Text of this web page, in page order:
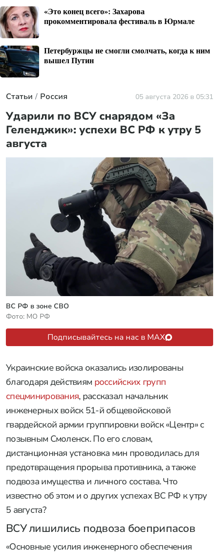
«Это конец всего»: Захарова
прокомментировала фестиваль в Юрмале
Петербуржцы не смогли смолчать, когда к ним
вышел Путин
Статьи Россия 05 августа 2026 в 05:31
Ударили по ВСУ снарядом «За
Геленджик»: успехи ВС РФ к утру 5
августа
ВС РФ в зоне СВО
Фото: МО РФ
Подписывайтесь на нас в MAX
Украинские войска оказались изолированы
благодаря действиям российских групп
спецминирования, рассказал начальник
инженерных войск 51-й общевойсковой
гвардейской армии группировки войск «Центр» с
позывным Смоленск. По его словам,
дистанционная установка мин проводилась для
предотвращения прорыва противника, а также
подвоза имущества и личного состава. Что
известно об этом и о других успехах ВС РФ к утру
5 августа?
ВСУ лишились подвоза боеприпасов
«Основные усилия инженерного обеспечения